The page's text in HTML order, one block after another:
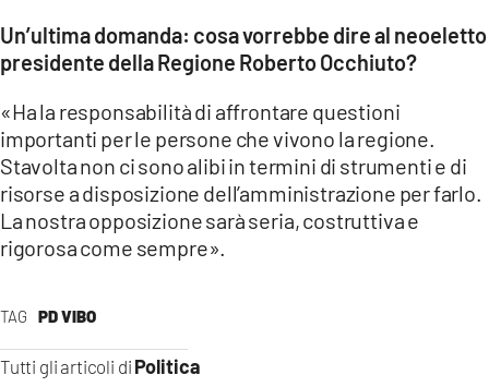
TAG PD VIBO
Tutti gli articoli di Politica
Un’ultima domanda: cosa vorrebbe dire al neoeletto
presidente della Regione Roberto Occhiuto?
«Ha la responsabilità di affrontare questioni
importanti per le persone che vivono la regione.
Stavolta non ci sono alibi in termini di strumenti e di
risorse a disposizione dell’amministrazione per farlo.
La nostra opposizione sarà seria, costruttiva e
rigorosa come sempre».